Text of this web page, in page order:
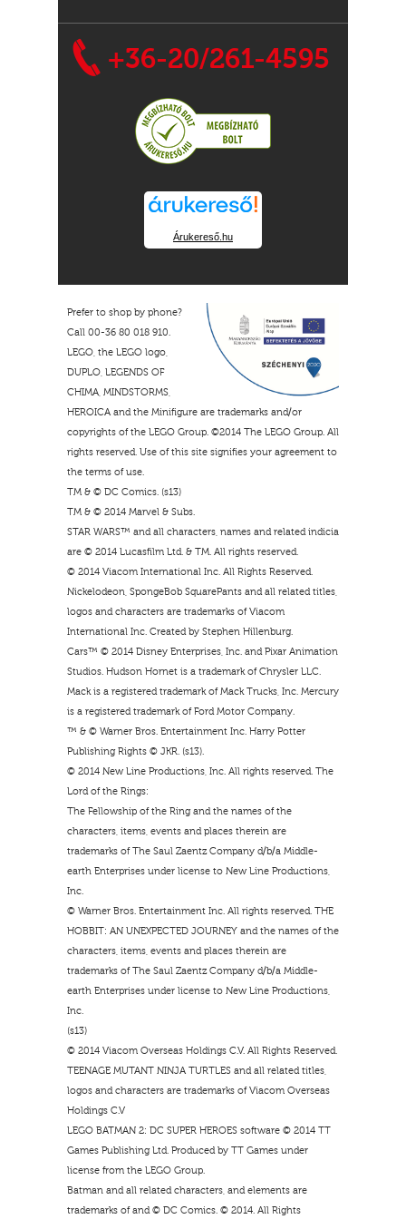
+36-20/261-4595
Árukereső.hu
Prefer to shop by phone?
Call 00-36 80 018 910.
LEGO, the LEGO logo,
DUPLO, LEGENDS OF
CHIMA, MINDSTORMS,
HEROICA and the Minifigure are trademarks and/or
copyrights of the LEGO Group. ©2014 The LEGO Group. All
rights reserved. Use of this site signifies your agreement to
the terms of use.
TM & © DC Comics. (s13)
TM & © 2014 Marvel & Subs.
STAR WARS™ and all characters, names and related indicia
are © 2014 Lucasfilm Ltd. & TM. All rights reserved.
© 2014 Viacom International Inc. All Rights Reserved.
Nickelodeon, SpongeBob SquarePants and all related titles,
logos and characters are trademarks of Viacom
International Inc. Created by Stephen Hillenburg.
Cars™ © 2014 Disney Enterprises, Inc. and Pixar Animation
Studios. Hudson Hornet is a trademark of Chrysler LLC.
Mack is a registered trademark of Mack Trucks, Inc. Mercury
is a registered trademark of Ford Motor Company.
™ & © Warner Bros. Entertainment Inc. Harry Potter
Publishing Rights © JKR. (s13).
© 2014 New Line Productions, Inc. All rights reserved. The
Lord of the Rings:
The Fellowship of the Ring and the names of the
characters, items, events and places therein are
trademarks of The Saul Zaentz Company d/b/a Middle-
earth Enterprises under license to New Line Productions,
Inc.
© Warner Bros. Entertainment Inc. All rights reserved. THE
HOBBIT: AN UNEXPECTED JOURNEY and the names of the
characters, items, events and places therein are
trademarks of The Saul Zaentz Company d/b/a Middle-
earth Enterprises under license to New Line Productions,
Inc.
(s13)
© 2014 Viacom Overseas Holdings C.V. All Rights Reserved.
TEENAGE MUTANT NINJA TURTLES and all related titles,
logos and characters are trademarks of Viacom Overseas
Holdings C.V
LEGO BATMAN 2: DC SUPER HEROES software © 2014 TT
Games Publishing Ltd. Produced by TT Games under
license from the LEGO Group.
Batman and all related characters, and elements are
trademarks of and © DC Comics. © 2014. All Rights